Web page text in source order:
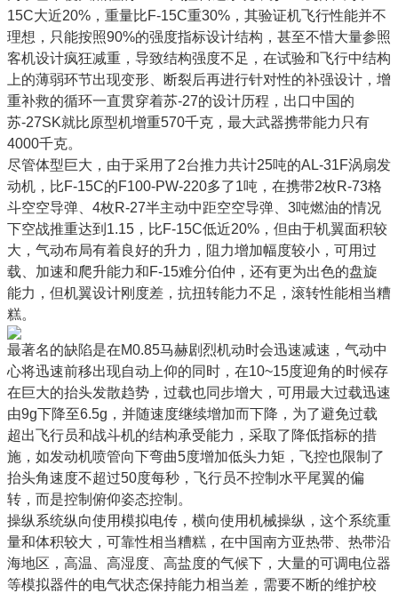
15C大近20%，重量比F-15C重30%，其验证机飞行性能并不
理想，只能按照90%的强度指标设计结构，甚至不惜大量参照
客机设计疯狂减重，导致结构强度不足，在试验和飞行中结构
上的薄弱环节出现变形、断裂后再进行针对性的补强设计，增
重补救的循环一直贯穿着苏-27的设计历程，出口中国的
苏-27SK就比原型机增重570千克，最大武器携带能力只有
4000千克。
尽管体型巨大，由于采用了2台推力共计25吨的AL-31F涡扇发
动机，比F-15C的F100-PW-220多了1吨，在携带2枚R-73格
斗空空导弹、4枚R-27半主动中距空空导弹、3吨燃油的情况
下空战推重达到1.15，比F-15C低近20%，但由于机翼面积较
大，气动布局有着良好的升力，阻力增加幅度较小，可用过
载、加速和爬升能力和F-15难分伯仲，还有更为出色的盘旋
能力，但机翼设计刚度差，抗扭转能力不足，滚转性能相当糟
糕。
最著名的缺陷是在M0.85马赫剧烈机动时会迅速减速，气动中
心将迅速前移出现自动上仰的同时，在10~15度迎角的时候存
在巨大的抬头发散趋势，过载也同步增大，可用最大过载迅速
由9g下降至6.5g，并随速度继续增加而下降，为了避免过载
超出飞行员和战斗机的结构承受能力，采取了降低指标的措
施，如发动机喷管向下弯曲5度增加低头力矩，飞控也限制了
抬头角速度不超过50度每秒，飞行员不控制水平尾翼的偏
转，而是控制俯仰姿态控制。
操纵系统纵向使用模拟电传，横向使用机械操纵，这个系统重
量和体积较大，可靠性相当糟糕，在中国南方亚热带、热带沿
海地区，高温、高湿度、高盐度的气候下，大量的可调电位器
等模拟器件的电气状态保持能力相当差，需要不断的维护校